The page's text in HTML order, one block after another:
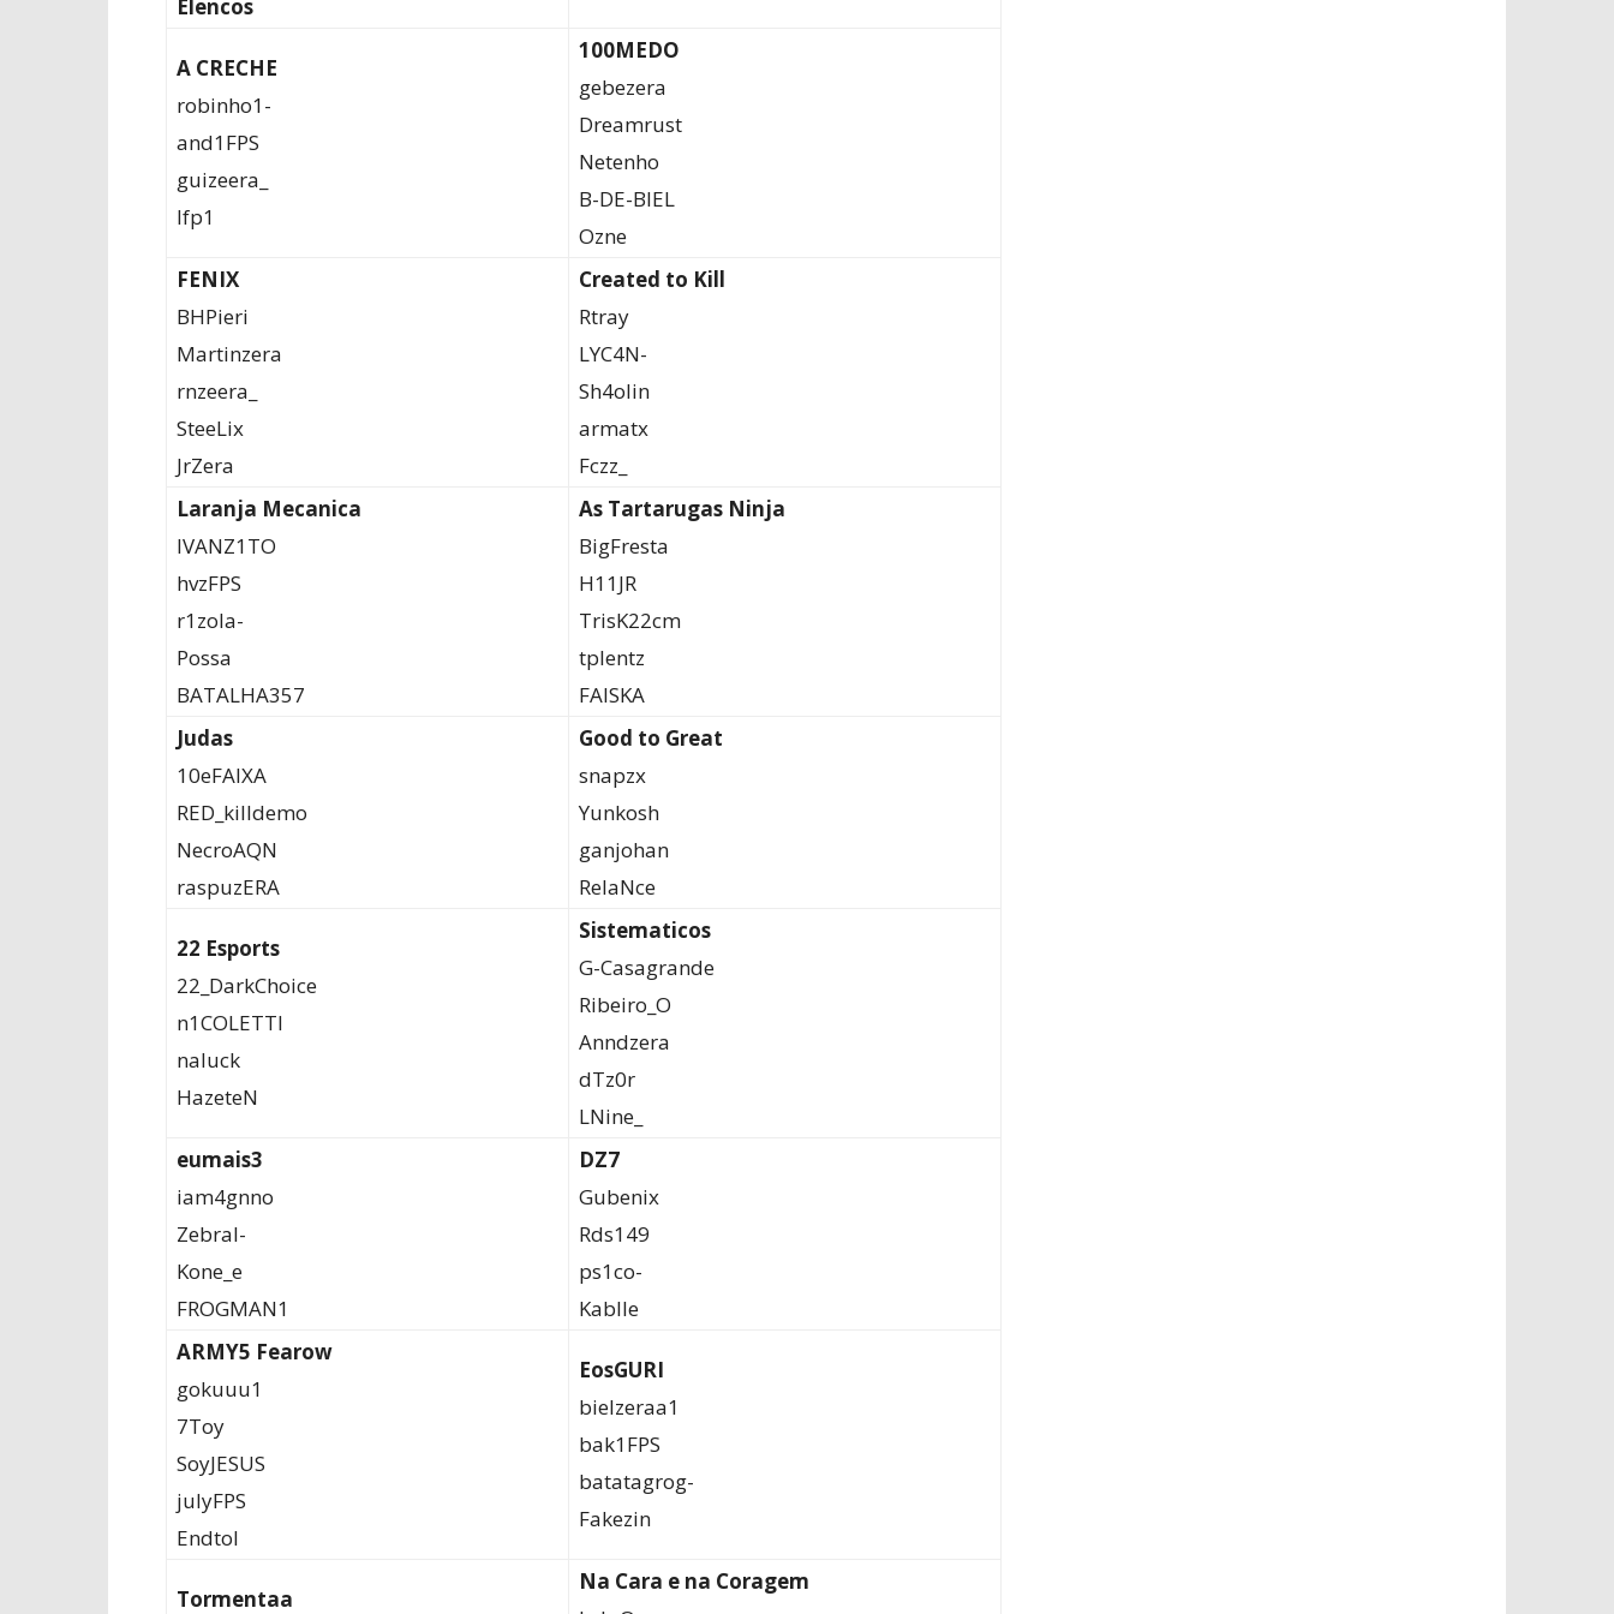
Elencos
A CRECHE
robinho1-
and1FPS
guizeera_
lfp1
100MEDO
gebezera
Dreamrust
Netenho
B-DE-BIEL
Ozne
FENIX
BHPieri
Martinzera
rnzeera_
SteeLix
JrZera
Created to Kill
Rtray
LYC4N-
Sh4olin
armatx
Fczz_
Laranja Mecanica
IVANZ1TO
hvzFPS
r1zola-
Possa
BATALHA357
As Tartarugas Ninja
BigFresta
H11JR
TrisK22cm
tplentz
FAISKA
Judas
10eFAIXA
RED_killdemo
NecroAQN
raspuzERA
Good to Great
snapzx
Yunkosh
ganjohan
RelaNce
22 Esports
22_DarkChoice
n1COLETTI
naluck
HazeteN
Sistematicos
G-Casagrande
Ribeiro_O
Anndzera
dTz0r
LNine_
eumais3
iam4gnno
Zebral-
Kone_e
FROGMAN1
DZ7
Gubenix
Rds149
ps1co-
Kablle
ARMY5 Fearow
gokuuu1
7Toy
SoyJESUS
julyFPS
Endtol
EosGURI
bielzeraa1
bak1FPS
batatagrog-
Fakezin
Tormentaa
Na Cara e na Coragem